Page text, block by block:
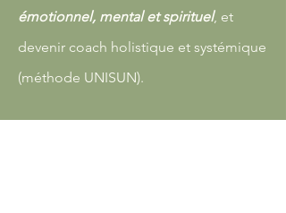
émotionnel, mental et spirituel, et
devenir coach holistique et systémique
(méthode UNISUN).